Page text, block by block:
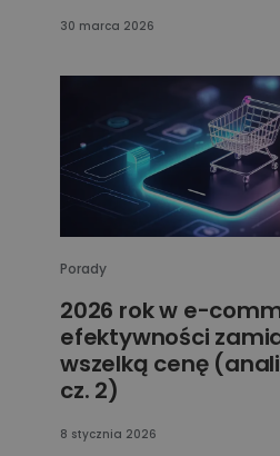
30 marca 2026
Porady
2026 rok w e-
efektywności
wszelką cenę
cz. 2)
8 stycznia 2026